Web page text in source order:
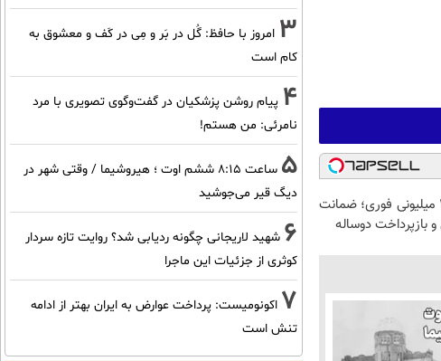
وام ۱۵۰ میلیونی فوری؛ ضمانت
بازپرداخت دوساله
3 امروز با حافظ: گُل در بَر و مِی در کَف و معشوق به
کام است
4 پیام روشن پزشکیان در گفت‌و‌گوی تصویری با مرد
نامرئی: من هستم!
5
ساعت ۸:۱۵ ششم اوت ؛ هیروشیما / وقتی شهر در
دیگ قیر می‌جوشید
6 شهید لاریجانی چگونه ردیابی شد؟ روایت تازه سردار
کوثری از جزئیات این ماجرا
7 اکونومیست: پرداخت عوارض به ایران بهتر از ادامه
تنش است